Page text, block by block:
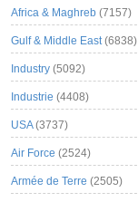
Africa & Maghreb (7157)
Gulf & Middle East(6838)
Industry (5092)
Industrie (4408)
USA(3737)
Air Force (2524)
Armée de Terre (2505)